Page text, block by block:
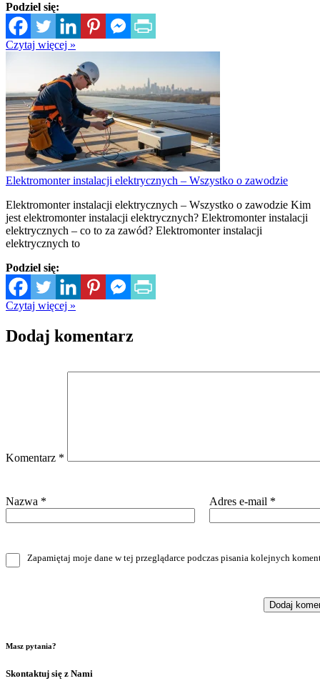
Podziel się:
Czytaj więcej »
Elektromonter instalacji elektrycznych – Wszystko o zawodzie
Elektromonter instalacji elektrycznych – Wszystko o zawodzie Kim
jest elektromonter instalacji elektrycznych? Elektromonter instalacji
elektrycznych – co to za zawód? Elektromonter instalacji
elektrycznych to
Podziel się:
Czytaj więcej »
Dodaj komentarz
Komentarz *
Nazwa * Adres e-mail *
Zapamiętaj moje dane w tej przeglądarce podczas pisania kolejnych
Masz pytania?
Skontaktuj się z Nami